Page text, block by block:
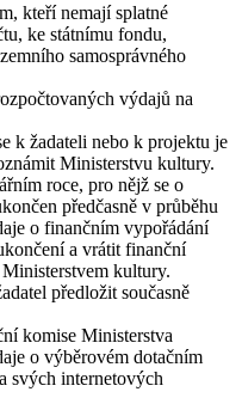
kteří nemají splatné
ke státnímu fondu,
samosprávného
výdajů na
k žadateli nebo k projektu je
Ministerstvu kultury.
roce, pro nějž se o
předčasně v průběhu
o finančním vypořádání
a vrátit finanční
kultury.
předložit současně
komise Ministerstva
o výběrovém dotačním
svých internetových